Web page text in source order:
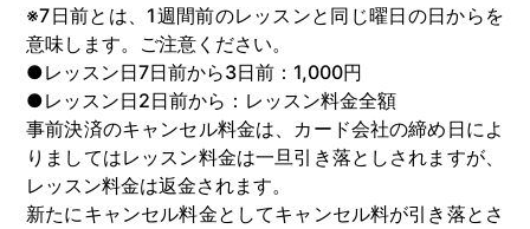
※7日前とは、1週間前のレッスンと同じ曜日の日からを
意味します。ご注意ください。
●レッスン日7日前から3日前：1,000円
●レッスン日2日前から：レッスン料金全額
事前決済のキャンセル料金は、カード会社の締め日によ
りましてはレッスン料金は一旦引き落としされますが、
レッスン料金は返金されます。
新たにキャンセル料金としてキャンセル料が引き落とさ